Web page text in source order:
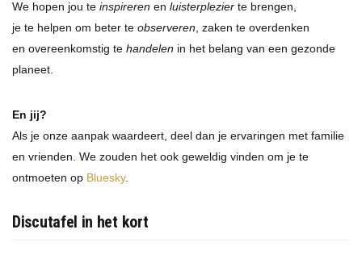
We hopen jou te inspireren en luisterplezier te brengen,
je te helpen om beter te observeren , zaken te overdenken
en overeenkomstig te handelen in het belang van een gezonde
planeet.
En jij?
Als je onze aanpak waardeert, deel dan je ervaringen met familie
en vrienden. We zouden het ook geweldig vinden om je te
ontmoeten op Bluesky.
Discutafel in het kort